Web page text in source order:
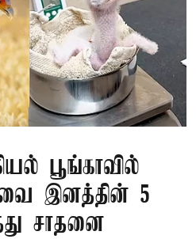
பூங்காவில்
இனத்தின் 5
சாதனை